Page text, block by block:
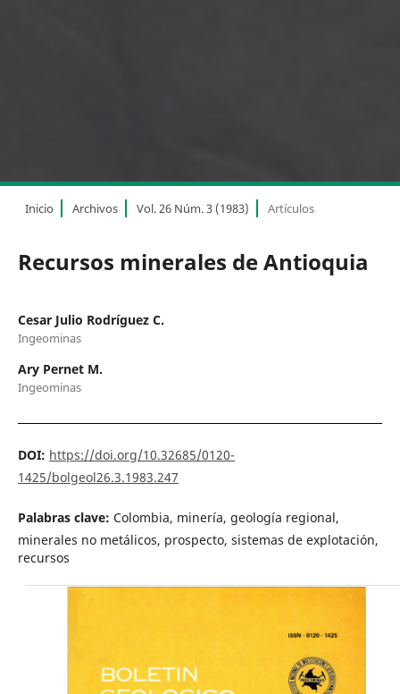
Inicio Archivos Vol. 26 Núm. 3 (1983) Artículos
Recursos minerales de Antioquia
Cesar Julio Rodríguez C.
Ingeominas
Ary Pernet M.
Ingeominas
DOI: https://doi.org/10.32685/0120-
1425/bolgeol26.3.1983.247
Palabras clave: Colombia, minería, geología regional,
minerales no metálicos, prospecto, sistemas de explotación,
recursos